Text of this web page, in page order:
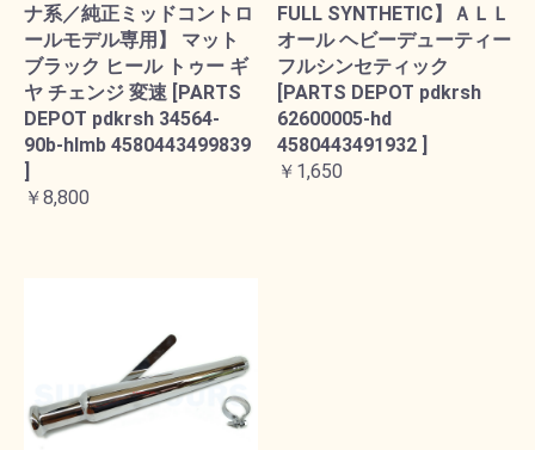
ナ系／純正ミッドコントロ
ールモデル専用】 マット
ブラック ヒール トゥー ギ
ヤ チェンジ 変速 [PARTS
DEPOT pdkrsh 34564-
90b-hlmb 4580443499839
]
￥8,800
FULL SYNTHETIC】ＡＬＬ
オール ヘビーデューティー
フルシンセティック
[PARTS DEPOT pdkrsh
62600005-hd
4580443491932 ]
￥1,650